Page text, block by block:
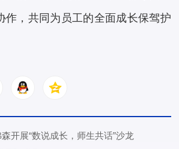
作，共同为员工的全面成长保驾护
开展“数说成长，师生共话”沙龙